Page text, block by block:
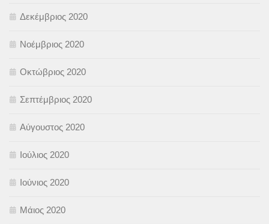
Δεκέμβριος 2020
Νοέμβριος 2020
Οκτώβριος 2020
Σεπτέμβριος 2020
Αύγουστος 2020
Ιούλιος 2020
Ιούνιος 2020
Μάιος 2020